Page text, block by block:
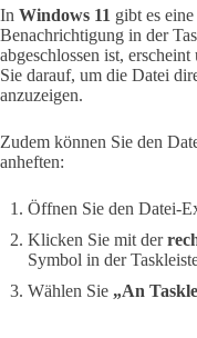
In Windows 11 gibt es
Benachrichtigung in der
abgeschlossen ist, erscheint
Sie darauf, um die Datei
anzuzeigen.
Zudem können Sie den
anheften:
Öffnen Sie den Datei-
Klicken Sie mit der
Symbol in der
Wählen Sie „An